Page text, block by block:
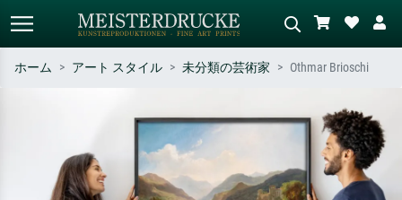
– 例：モネ、星月夜、印象派、北
斎の波、ヌード。
シーンを説明してください – 例：
緑の草原、赤の多い抽象画、暗い
油絵、木のそばの立ち姿のヌー
ド。
ホーム アート スタイル 未分類の芸術家 Othmar Brioschi